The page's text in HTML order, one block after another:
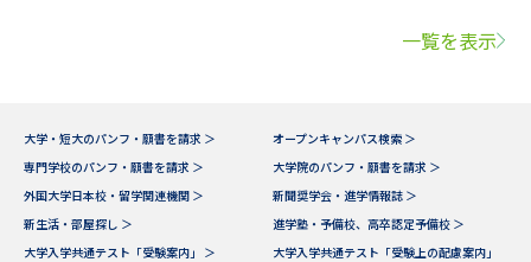
一覧を表示
大学・短大のパンフ・願書を請求 ＞
オープンキャンパス検索 ＞
専門学校のパンフ・願書を請求 ＞
大学院のパンフ・願書を請求 ＞
外国大学日本校・留学関連機関 ＞
新聞奨学会・進学情報誌 ＞
新生活・部屋探し ＞
進学塾・予備校、高卒認定予備校 ＞
大学入学共通テスト「受験案内」 ＞
大学入学共通テスト「受験上の配慮案内」